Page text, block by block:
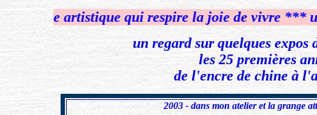
artistique qui respire la joie de vivre *** une
un regard sur quelques expos
les 25 premières
de l'encre de chine à
2003 - dans mon atelier et la grange